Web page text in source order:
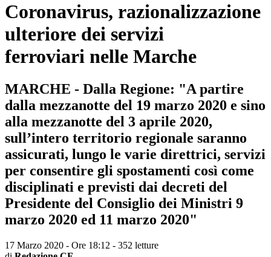
Coronavirus, razionalizzazione
ulteriore dei servizi
ferroviari nelle Marche
MARCHE - Dalla Regione: "A partire
dalla mezzanotte del 19 marzo 2020 e sino
alla mezzanotte del 3 aprile 2020,
sull’intero territorio regionale saranno
assicurati, lungo le varie direttrici, servizi
per consentire gli spostamenti così come
disciplinati e previsti dai decreti del
Presidente del Consiglio dei Ministri 9
marzo 2020 ed 11 marzo 2020"
17 Marzo 2020 - Ore 18:12 - 352 letture